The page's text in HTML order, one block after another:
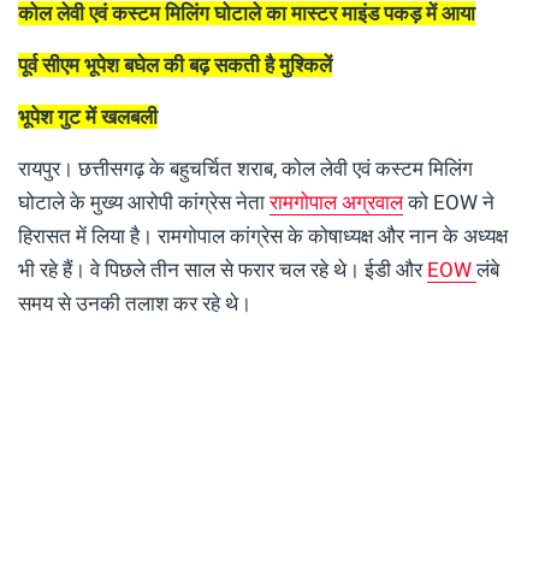
कोल लेवी एवं कस्टम मिलिंग घोटाले का मास्टर माइंड पकड़ में आया
पूर्व सीएम भूपेश बघेल की बढ़ सकती है मुश्किलें
भूपेश गुट में खलबली
रायपुर। छत्तीसगढ़ के बहुचर्चित शराब, कोल लेवी एवं कस्टम मिलिंग
घोटाले के मुख्य आरोपी कांग्रेस नेतारामगोपाल अग्रवालको EOW ने
हिरासत में लिया है। रामगोपाल कांग्रेस के कोषाध्यक्ष और नान के अध्यक्ष
भी रहे हैं। वे पिछले तीन साल से फरार चल रहे थे। ईडी और EOWलंबे
समय से उनकी तलाश कर रहे थे।